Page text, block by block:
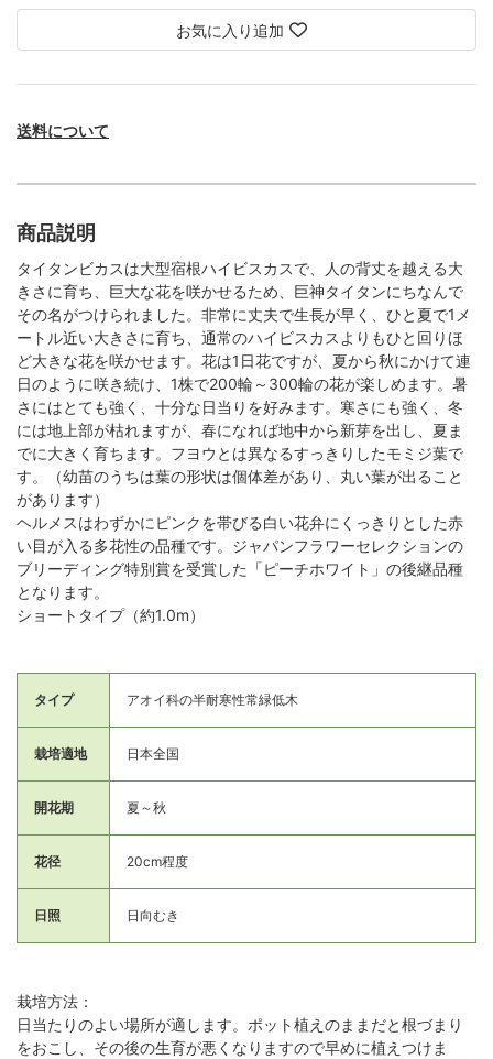
お気に入り追加
送料について
商品説明
タイタンビカスは大型宿根ハイビスカスで、人の背丈を越える大
きさに育ち、巨大な花を咲かせるため、巨神タイタンにちなんで
その名がつけられました。非常に丈夫で生長が早く、ひと夏で1メ
ートル近い大きさに育ち、通常のハイビスカスよりもひと回りほ
ど大きな花を咲かせます。花は1日花ですが、夏から秋にかけて連
日のように咲き続け、1株で200輪～300輪の花が楽しめます。暑
さにはとても強く、十分な日当りを好みます。寒さにも強く、冬
には地上部が枯れますが、春になれば地中から新芽を出し、夏ま
でに大きく育ちます。フヨウとは異なるすっきりしたモミジ葉で
す。（幼苗のうちは葉の形状は個体差があり、丸い葉が出ること
があります）
ヘルメスはわずかにピンクを帯びる白い花弁にくっきりとした赤
い目が入る多花性の品種です。ジャパンフラワーセレクションの
ブリーディング特別賞を受賞した「ピーチホワイト」の後継品種
となります。
ショートタイプ（約1.0m）
タイプ アオイ科の半耐寒性常緑低木
栽培適地 日本全国
開花期 夏～秋
花径 20cm程度
日照 日向むき
栽培方法：
日当たりのよい場所が適します。ポット植えのままだと根づまり
をおこし、その後の生育が悪くなりますので早めに植えつけま